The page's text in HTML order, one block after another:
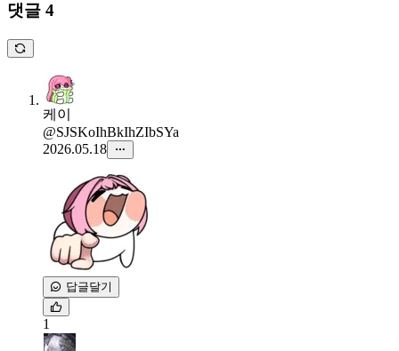
댓글 4
케이
@SJSKoIhBkIhZIbSYa
2026.05.18
답글달기
1